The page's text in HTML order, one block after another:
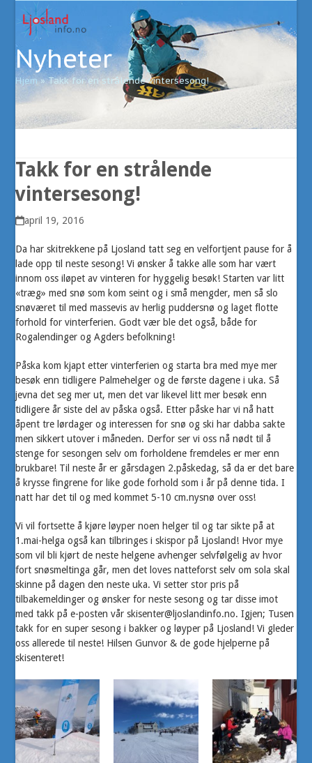
content
Open
mobile
menu
Close
mobile
menu
Nyheter
Hjem»Takk for en strålende vintersesong!
Takk for en strålende
vintersesong!
april 19, 2016
Da har skitrekkene på Ljosland tatt seg en velfortjent pause for å
lade opp til neste sesong! Vi ønsker å takke alle som har vært
innom oss iløpet av vinteren for hyggelig besøk! Starten var litt
«træg» med snø som kom seint og i små mengder, men så slo
snøværet til med massevis av herlig puddersnø og laget flotte
forhold for vinterferien. Godt vær ble det også, både for
Rogalendinger og Agders befolkning!
Påska kom kjapt etter vinterferien og starta bra med mye mer
besøk enn tidligere Palmehelger og de første dagene i uka. Så
jevna det seg mer ut, men det var likevel litt mer besøk enn
tidligere år siste del av påska også. Etter påske har vi nå hatt
åpent tre lørdager og interessen for snø og ski har dabba sakte
men sikkert utover i måneden. Derfor ser vi oss nå nødt til å
stenge for sesongen selv om forholdene fremdeles er mer enn
brukbare! Til neste år er gårsdagen 2.påskedag, så da er det bare
å krysse fingrene for like gode forhold som i år på denne tida. I
natt har det til og med kommet 5-10 cm.nysnø over oss!
Vi vil fortsette å kjøre løyper noen helger til og tar sikte på at
1.mai-helga også kan tilbringes i skispor på Ljosland! Hvor mye
som vil bli kjørt de neste helgene avhenger selvfølgelig av hvor
fort snøsmeltinga går, men det loves natteforst selv om sola skal
skinne på dagen den neste uka. Vi setter stor pris på
tilbakemeldinger og ønsker for neste sesong og tar disse imot
med takk på e-posten vår skisenter@ljoslandinfo.no. Igjen; Tusen
takk for en super sesong i bakker og løyper på Ljosland! Vi gleder
oss allerede til neste! Hilsen Gunvor & de gode hjelperne på
skisenteret!